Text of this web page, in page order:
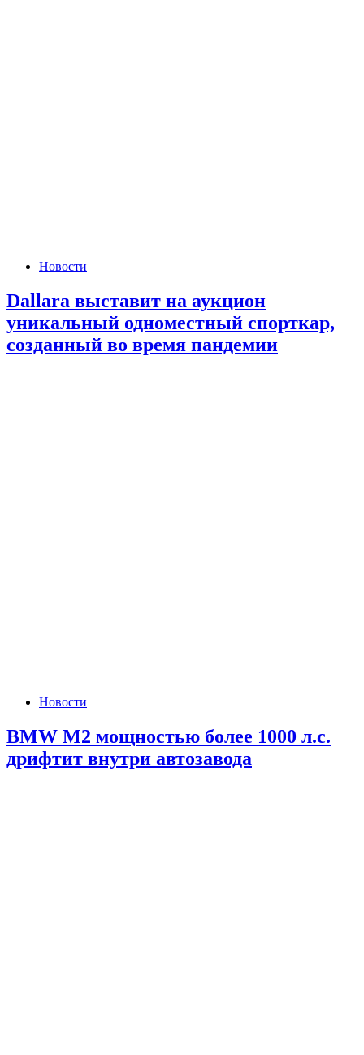
Новости
Dallara выставит на аукцион
уникальный одноместный спорткар,
созданный во время пандемии
Новости
BMW M2 мощностью более 1000 л.с.
дрифтит внутри автозавода